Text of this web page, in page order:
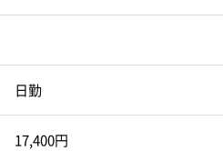
日勤
17,400円